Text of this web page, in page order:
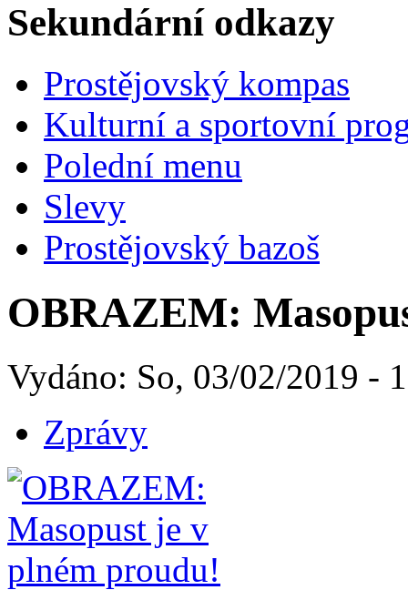
Sekundární odkazy
Prostějovský kompas
Kulturní a sportovní
Polední menu
Slevy
Prostějovský bazoš
OBRAZEM:
Vydáno: So, 03/02/2019 -
Zprávy